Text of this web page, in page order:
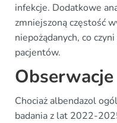
infekcje. Dodatkowe
zmniejszoną częstość
niepożądanych, co
pacjentów.
Chociaż albendazol
badania z lat 2022-